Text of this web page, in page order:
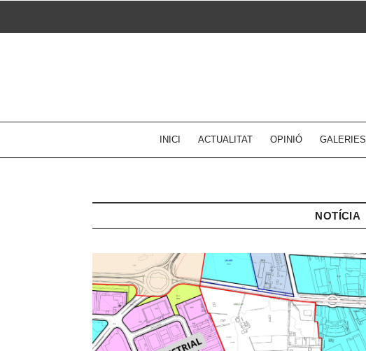
INICI ACTUALITAT OPINIÓ GALERIES
NOTÍCIA